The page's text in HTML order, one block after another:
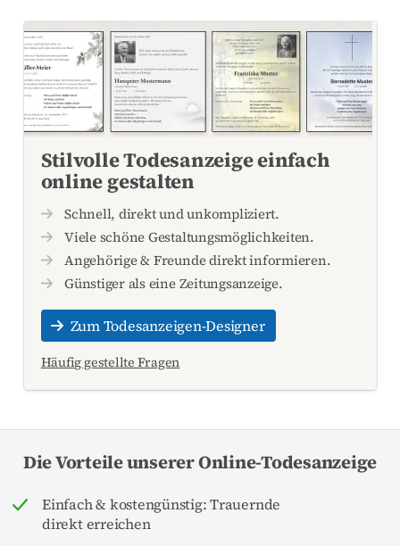
Stilvolle Todesanzeige einfach
online gestalten
Schnell, direkt und unkompliziert.
Viele schöne Gestaltungsmöglichkeiten.
Angehörige & Freunde direkt informieren.
Günstiger als eine Zeitungsanzeige.
Zum Todesanzeigen-Designer
Häufig gestellte Fragen
Die Vorteile unserer Online-Todesanzeige
Einfach & kostengünstig: Trauernde
direkt erreichen